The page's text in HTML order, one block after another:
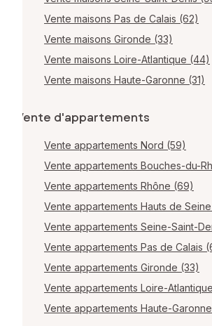
Vente maisons Pas de Calais (62)
Vente maisons Gironde (33)
Vente maisons Loire-Atlantique (44)
Vente maisons Haute-Garonne (31)
Vente d'appartements
Vente appartements Nord (59)
Vente appartements Bouches-du-
Vente appartements Rhône (69)
Vente appartements Hauts de
Vente appartements Seine-Saint-
Vente appartements Pas de Calais
Vente appartements Gironde (33)
Vente appartements Loire-
Vente appartements Haute-Garonne